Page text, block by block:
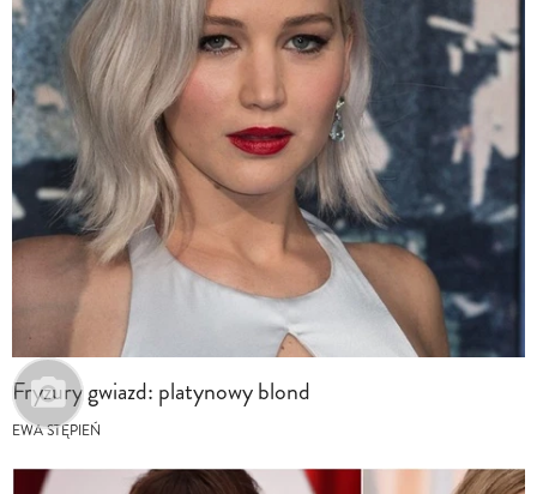
Fryzury gwiazd: platynowy blond
EWA STĘPIEŃ